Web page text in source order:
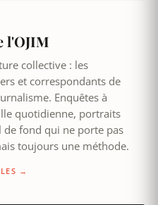
l'OJIM
collective : les
et correspondants de
Enquêtes à
quotidienne, portraits
de fond qui ne porte pas
toujours une méthode.
→